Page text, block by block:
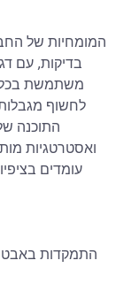
המומחיות של
בדיקות, עם
לחשוף
התוכנה
ואסטרטגיות
עומדים
התמקדות